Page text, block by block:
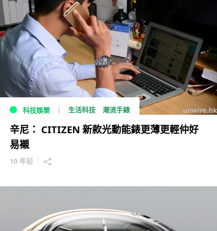
科技娛樂 生活科技 潮流手錶
辛尼： CITIZEN 新款光動能錶更薄更輕仲好
易襯
10 年前